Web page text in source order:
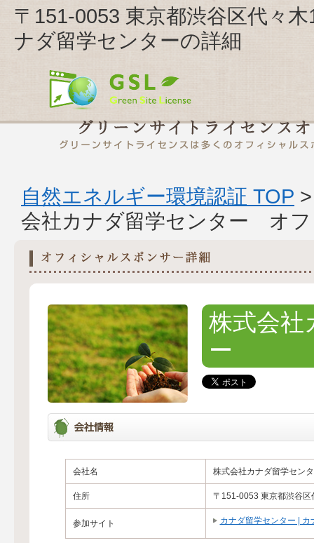
〒151-0053 東京都渋谷区代々
ナダ留学センターの詳細
自然エネルギー環境認証 TOP
会社カナダ留学センター オ
株式会社
ー
会社名 株式会社カナダ留学セン
住所 〒151-0053 東京都渋谷
参加サイト カナダ留学センター |